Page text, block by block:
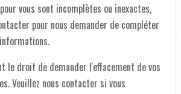
vous sont incomplètes ou inexactes,
pour nous demander de compléter
le droit de demander l'effacement de vos
Veuillez nous contacter si vous